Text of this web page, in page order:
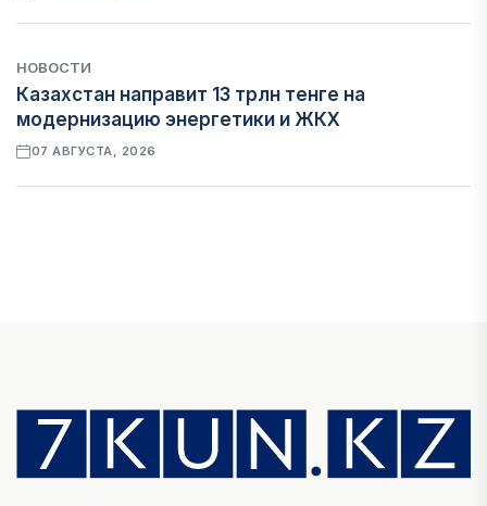
НОВОСТИ
Казахстан направит 13 трлн тенге на
модернизацию энергетики и ЖКХ
07 АВГУСТА, 2026
Денежно-кредитная политика влияет не
только на спрос, но и на предложение труда
07 АВГУСТА, 2026